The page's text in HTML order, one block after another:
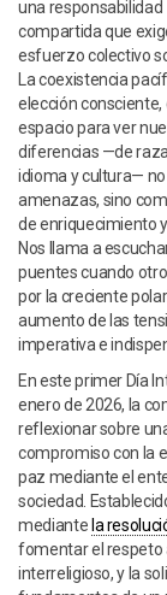
una responsabilidad
compartida que
esfuerzo colectivo
La coexistencia
elección consciente,
espacio para ver
diferencias —de
idioma y cultura—
amenazas, sino
de enriquecimiento
Nos llama a
puentes cuando
por la creciente
aumento de las
imperativa e
En este primer Día
enero de 2026, la
reflexionar sobre
compromiso con la
paz mediante el
sociedad.
mediante la
fomentar el respeto
interreligioso, y la